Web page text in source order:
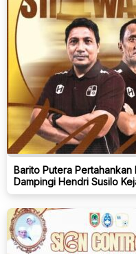
Barito Putera Pertahankan
Dampingi Hendri Susilo